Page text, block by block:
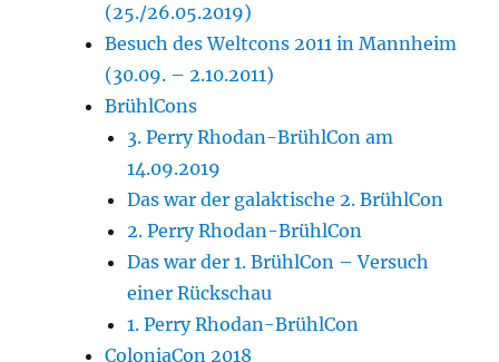
(25./26.05.2019)
Besuch des Weltcons 2011 in Mannheim
(30.09. – 2.10.2011)
BrühlCons
3. Perry Rhodan-BrühlCon am
14.09.2019
Das war der galaktische 2. BrühlCon
2. Perry Rhodan-BrühlCon
Das war der 1. BrühlCon – Versuch
einer Rückschau
1. Perry Rhodan-BrühlCon
ColoniaCon 2018